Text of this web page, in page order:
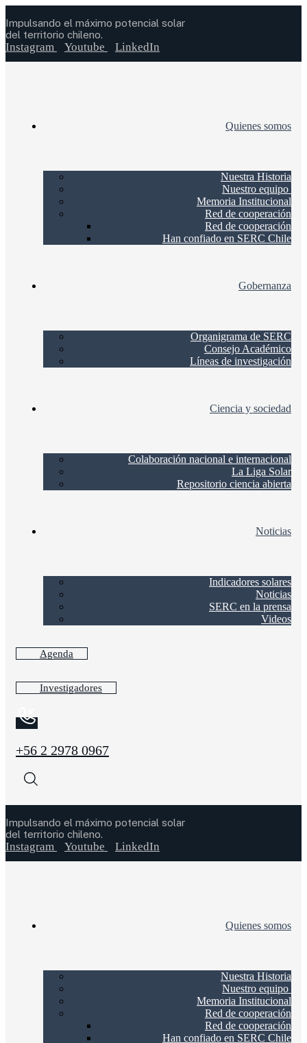
Impulsando el máximo potencial solar
del territorio chileno.
Instagram Youtube LinkedIn
Quienes somos
Nuestra Historia
Nuestro equipo
Memoria Institucional
Red de cooperación
Red de cooperación
Han confiado en SERC Chile
Gobernanza
Organigrama de SERC
Consejo Académico
Líneas de investigación
Ciencia y sociedad
Colaboración nacional e internacional
La Liga Solar
Repositorio ciencia abierta
Noticias
Indicadores solares
Noticias
SERC en la prensa
Videos
Agenda
Investigadores
+56 2 2978 0967
Impulsando el máximo potencial solar
del territorio chileno.
Instagram Youtube LinkedIn
Quienes somos
Nuestra Historia
Nuestro equipo
Memoria Institucional
Red de cooperación
Red de cooperación
Han confiado en SERC Chile